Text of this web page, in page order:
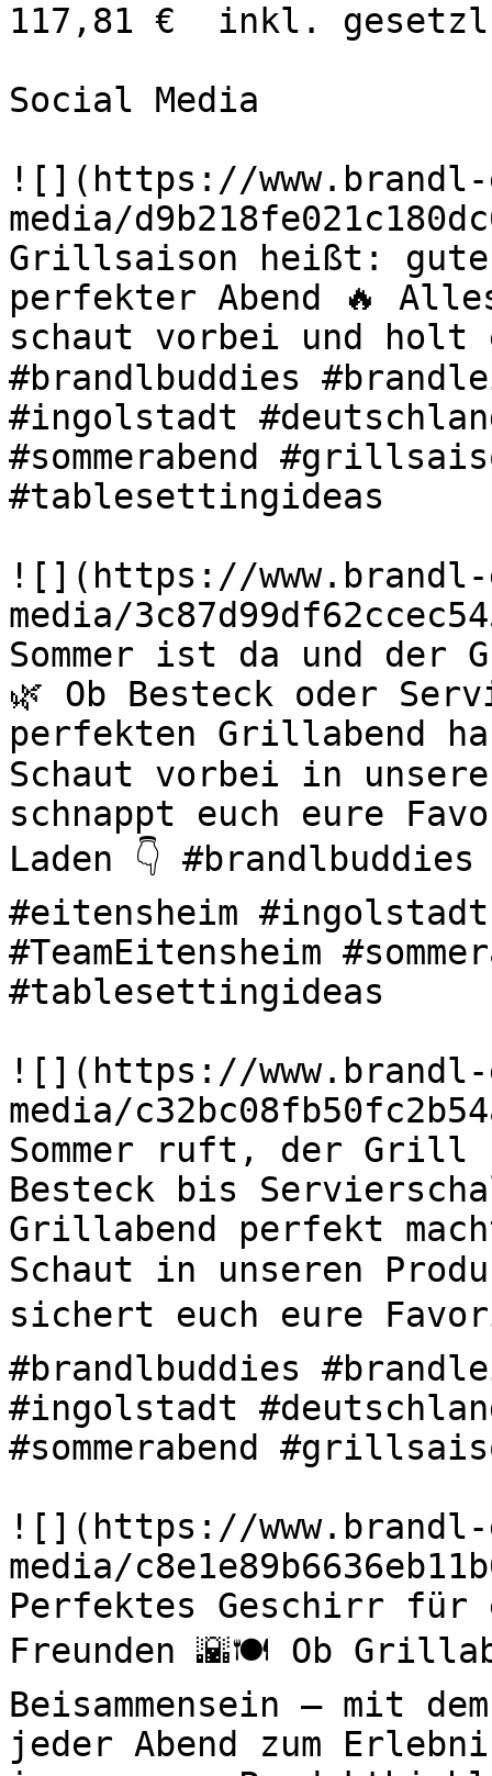
117,81 €  inkl.
Social Media
![](https://
media/
Grillsaison heißt:
perfekter Abend 🔥
schaut vorbei und holt
#brandlbuddies
#ingolstadt
#sommerabend
#tablesettingideas
![](https://
media/
Sommer ist da und
🌿 Ob Besteck oder
perfekten Grillabend
Schaut vorbei in
schnappt euch eure
Laden 👇
#eitensheim
#TeamEitensheim
#tablesettingideas
![](https://
media/
Sommer ruft, der Grill
Besteck bis
Grillabend perfekt
Schaut in unseren
sichert euch eure
#brandlbuddies
#ingolstadt
#sommerabend
![](https://
media/
Perfektes Geschirr für
Freunden 🌇🍽️ Ob
Beisammensein – mit
jeder Abend zum